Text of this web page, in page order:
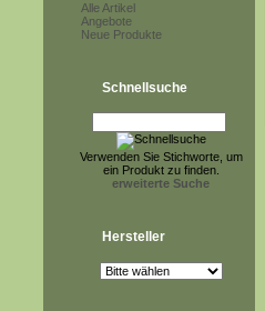
Alle Artikel
Angebote
Neue Produkte
Schnellsuche
Verwenden Sie Stichworte, um
ein Produkt zu finden.
erweiterte Suche
Hersteller